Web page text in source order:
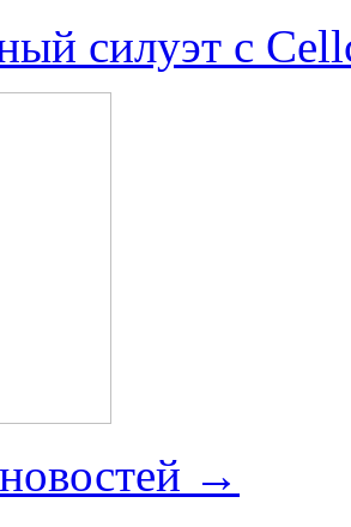
силуэт с
→